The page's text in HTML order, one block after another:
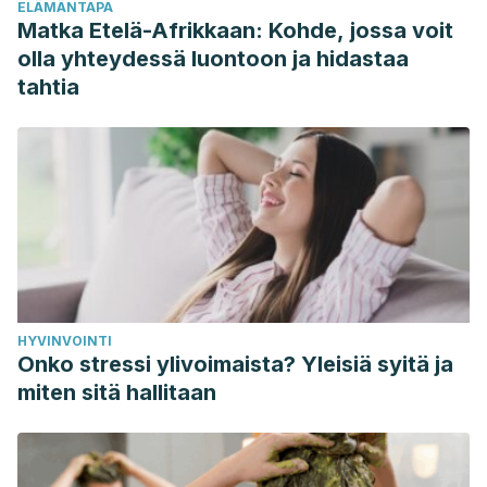
de 64 años Albacete, 2009. Revista Española de Salud
Pública, 84(4), 433–441.
ELÄMÄNTAPA
Matka Etelä-Afrikkaan: Kohde, jossa voit
olla yhteydessä luontoon ja hidastaa
tahtia
HYVINVOINTI
Onko stressi ylivoimaista? Yleisiä syitä ja
miten sitä hallitaan